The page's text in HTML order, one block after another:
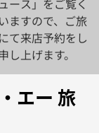
ス」をご覧く
ますので、ご旅
て来店予約をし
上げます。
エー 旅